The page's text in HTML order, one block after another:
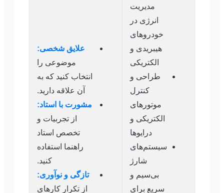
مدیریت
انرژی در
خودروهای
هیبریدی و
الکتریکی
طراحی و
کنترل
موتورهای
الکتریکی و
درایوها
سیستم‌های
شارژ
بی‌سیم و
سریع برای
علایق شخصی:
موضوعی را
انتخاب کنید که به
آن علاقه دارید.
مشورت با استاد:
از تجربیات و
تخصص استاد
راهنما استفاده
کنید.
تازگی و نوآوری:
از تکرار کارهای